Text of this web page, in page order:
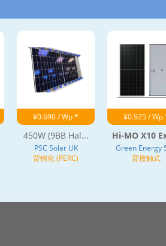
¥0.690 / Wp *
450W (9BB Hal...
PSC Solar UK
背钝化 (PERC)
¥0.925 / Wp
Hi-MO X10
Green Energy
背接触式